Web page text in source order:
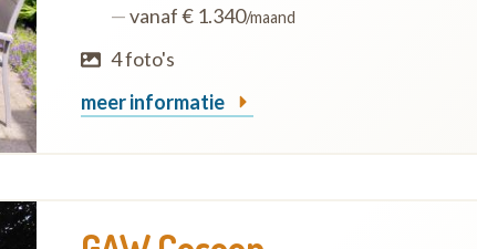
—vanaf € 1.340/maand
4 foto's
meer informatie